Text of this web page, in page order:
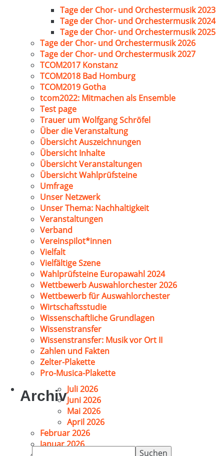
Tage der Chor- und Orchestermusik 2023
Tage der Chor- und Orchestermusik 2024
Tage der Chor- und Orchestermusik 2025
Tage der Chor- und Orchestermusik 2026
Tage der Chor- und Orchestermusik 2027
TCOM2017 Konstanz
TCOM2018 Bad Homburg
TCOM2019 Gotha
tcom2022: Mitmachen als Ensemble
Test page
Trauer um Wolfgang Schröfel
Über die Veranstaltung
Übersicht Auszeichnungen
Übersicht Inhalte
Übersicht Veranstaltungen
Übersicht Wahlprüfsteine
Umfrage
Unser Netzwerk
Unser Thema: Nachhaltigkeit
Veranstaltungen
Verband
Vereinspilot*innen
Vielfalt
Vielfältige Szene
Wahlprüfsteine Europawahl 2024
Wettbewerb Auswahlorchester 2026
Wettbewerb für Auswahlorchester
Wirtschaftsstudie
Wissenschaftliche Grundlagen
Wissenstransfer
Wissenstransfer: Musik vor Ort II
Zahlen und Fakten
Zelter-Plakette
Pro-Musica-Plakette
ArchivJuli 2026
Juni 2026
Mai 2026
April 2026
Februar 2026
Januar 2026